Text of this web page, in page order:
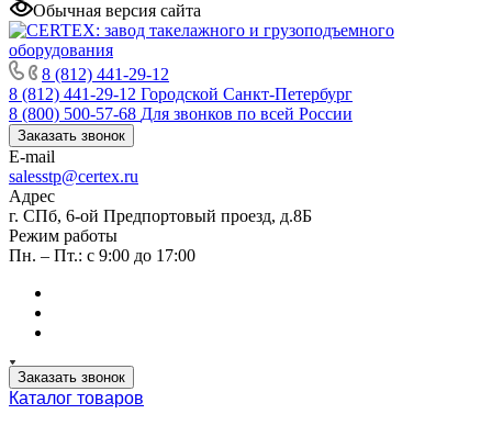
Обычная версия сайта
8 (812) 441-29-12
8 (812) 441-29-12 Городской Санкт-Петербург
8 (800) 500-57-68 Для звонков по всей России
Заказать звонок
E-mail
salesstp@certex.ru
Адрес
г. СПб, 6-ой Предпортовый проезд, д.8Б
Режим работы
Пн. – Пт.: с 9:00 до 17:00
Заказать звонок
Каталог товаров